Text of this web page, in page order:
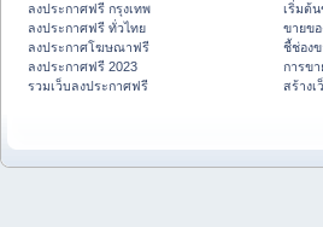
ลงประกาศฟรี กรุงเทพ
ลงประกาศฟรี ทั่วไทย
ลงประกาศโฆษณาฟรี
ลงประกาศฟรี 2023
รวมเว็บลงประกาศฟรี
เริ่มต้
ขายขอ
ชี้ช่อง
การข
สร้าง